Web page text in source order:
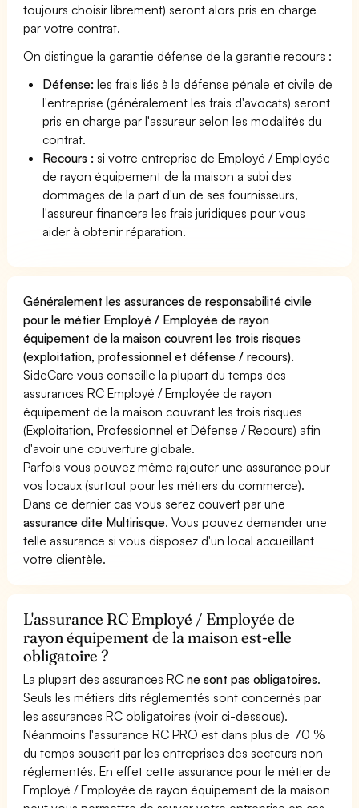
toujours choisir librement) seront alors pris en charge
par votre contrat.
On distingue la garantie défense de la garantie recours :
Défense: les frais liés à la défense pénale et civile de
l'entreprise (généralement les frais d'avocats) seront
pris en charge par l'assureur selon les modalités du
contrat.
Recours : si votre entreprise de Employé / Employée
de rayon équipement de la maison a subi des
dommages de la part d'un de ses fournisseurs,
l'assureur financera les frais juridiques pour vous
aider à obtenir réparation.
Généralement les assurances de responsabilité civile
pour le métier Employé / Employée de rayon
équipement de la maison couvrent les trois risques
(exploitation, professionnel et défense / recours).
SideCare vous conseille la plupart du temps des
assurances RC Employé / Employée de rayon
équipement de la maison couvrant les trois risques
(Exploitation, Professionnel et Défense / Recours) afin
d'avoir une couverture globale.
Parfois vous pouvez même rajouter une assurance pour
vos locaux (surtout pour les métiers du commerce).
Dans ce dernier cas vous serez couvert par une
assurance dite Multirisque. Vous pouvez demander une
telle assurance si vous disposez d'un local accueillant
votre clientèle.
L'assurance RC Employé / Employée de
rayon équipement de la maison est-elle
obligatoire ?
La plupart des assurances RCne sont pas obligatoires.
Seuls les métiers dits réglementés sont concernés par
les assurances RC obligatoires (voir ci-dessous).
Néanmoins l'assurance RC PRO est dans plus de 70 %
du temps souscrit par les entreprises des secteurs non
réglementés. En effet cette assurance pour le métier de
Employé / Employée de rayon équipement de la maison